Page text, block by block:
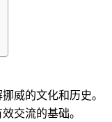
威的文化和历史。
交流的基础。